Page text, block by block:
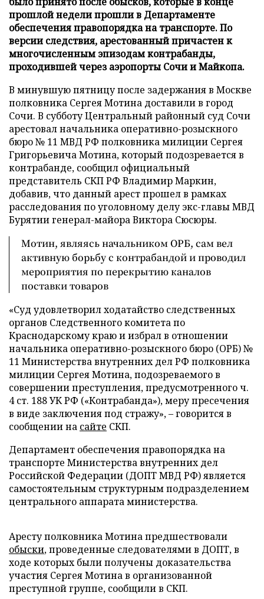
прошлой недели прошли в Департаменте
обеспечения правопорядка на транспорте. По
версии следствия, арестованный причастен к
многочисленным эпизодам контрабанды,
проходившей через аэропорты Сочи и Майкопа.
В минувшую пятницу после задержания в Москве
полковника Сергея Мотина доставили в город
Сочи. В субботу Центральный районный суд Сочи
арестовал начальника оперативно-розыскного
бюро № 11 МВД РФ полковника милиции Сергея
Григорьевича Мотина, который подозревается в
контрабанде, сообщил официальный
представитель СКП РФ Владимир Маркин,
добавив, что данный арест прошел в рамках
расследования по уголовному делу экс-главы МВД
Бурятии генерал-майора Виктора Сюсюры.
Мотин, являясь начальником ОРБ, сам вел
активную борьбу с контрабандой и проводил
мероприятия по перекрытию каналов
поставки товаров
«Суд удовлетворил ходатайство следственных
органов Следственного комитета по
Краснодарскому краю и избрал в отношении
начальника оперативно-розыскного бюро (ОРБ) №
11 Министерства внутренних дел РФ полковника
милиции Сергея Мотина, подозреваемого в
совершении преступления, предусмотренного ч.
4 ст. 188 УК РФ («Контрабанда»), меру пресечения
в виде заключения под стражу», – говорится в
сообщении на сайте СКП.
Департамент обеспечения правопорядка на
транспорте Министерства внутренних дел
Российской Федерации (ДОПТ МВД РФ) является
самостоятельным структурным подразделением
центрального аппарата министерства.
Аресту полковника Мотина предшествовали
обыски, проведенные следователями в ДОПТ, в
ходе которых были получены доказательства
участия Сергея Мотина в организованной
преступной группе, сообщили в СКП.